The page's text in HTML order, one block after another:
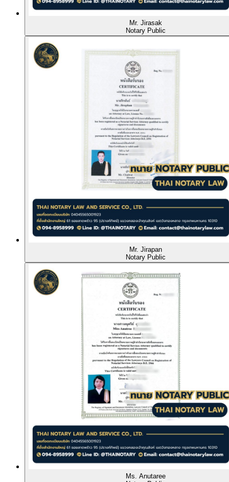
Mr. Jirasak
Notary Public
Mr. Jirapan
Notary Public
Ms. Anutaree